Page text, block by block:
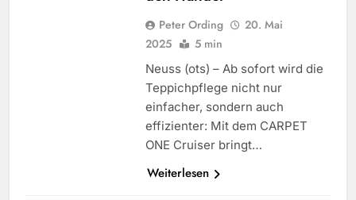
Peter Ording
20. Mai
2025
5 min
Neuss (ots) – Ab sofort wird die
Teppichpflege nicht nur
einfacher, sondern auch
effizienter: Mit dem CARPET
ONE Cruiser bringt…
Weiterlesen